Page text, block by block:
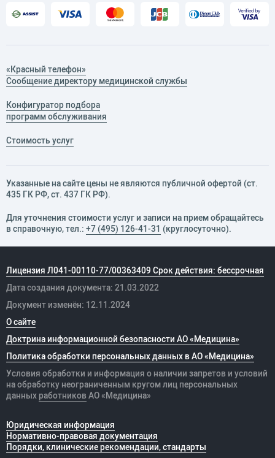
«Красный телефон»
Сообщение директору медицинской службы
Конфигуратор подбора
программ обслуживания
Стоимость услуг
Указанные на сайте цены не являются публичной офертой (ст.
435 ГК РФ, cт. 437 ГК РФ).
Для уточнения стоимости услуг и записи на прием обращайтесь
в справочную, тел.: +7 (495) 126-41-31 (круглосуточно).
Лицензия Л041-00110-77/00363409 Срок действия: бессрочная
Дата создания документа: 21.03.2022
Документ изменён: 12.11.2024
О сайте
Доктрина информационной безопасности АО «Медицина»
Политика обработки персональных данных в АО «Медицина»
Условия обработки и информация о наличии запретов и условий
на обработку неограниченным кругом лиц персональных
данных работников АО «Медицина»
Юридическая информация
Нормативно-правовая документация
Порядки, клинические рекомендации, стандарты